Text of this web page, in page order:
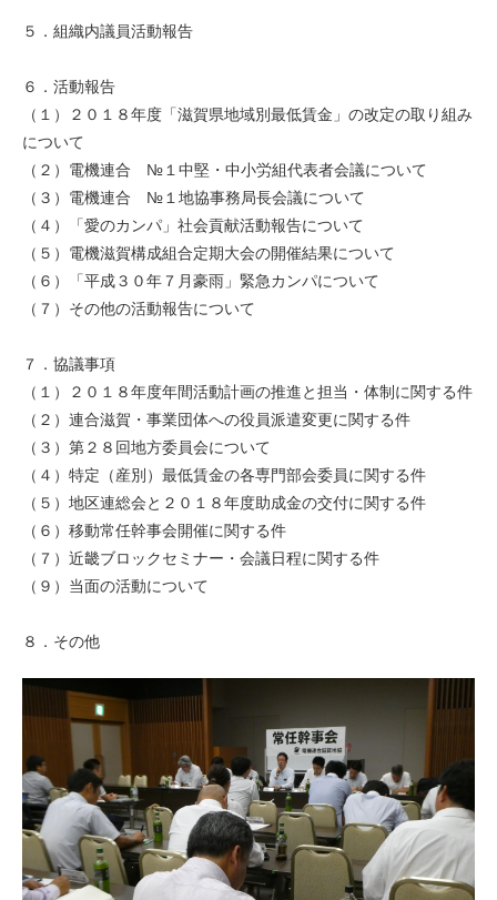
５．組織内議員活動報告
６．活動報告
（１）２０１８年度「滋賀県地域別最低賃金」の改定の取り組み
について
（２）電機連合 №１中堅・中小労組代表者会議について
（３）電機連合 №１地協事務局長会議について
（４）「愛のカンパ」社会貢献活動報告について
（５）電機滋賀構成組合定期大会の開催結果について
（６）「平成３０年７月豪雨」緊急カンパについて
（７）その他の活動報告について
７．協議事項
（１）２０１８年度年間活動計画の推進と担当・体制に関する件
（２）連合滋賀・事業団体への役員派遣変更に関する件
（３）第２８回地方委員会について
（４）特定（産別）最低賃金の各専門部会委員に関する件
（５）地区連総会と２０１８年度助成金の交付に関する件
（６）移動常任幹事会開催に関する件
（７）近畿ブロックセミナー・会議日程に関する件
（９）当面の活動について
８．その他